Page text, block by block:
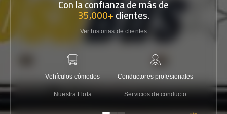
Con la confianza de más de
35,000+clientes.
Ver historias de clientes
Vehículos cómodos
Nuestra Flota
Conductores profesionales
Servicios de conducto